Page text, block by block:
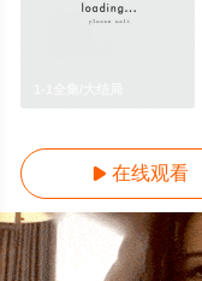
 在线观看